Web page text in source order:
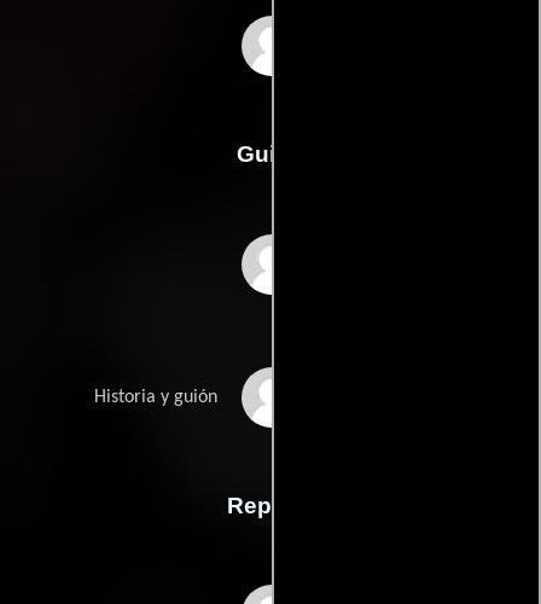
Guión
Historia y guión
Reparto